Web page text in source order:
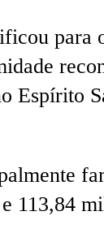
Espírito
113,84